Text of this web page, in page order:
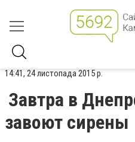
14:41, 24 листопада 2015 р.
Завтра в
завоют сирены